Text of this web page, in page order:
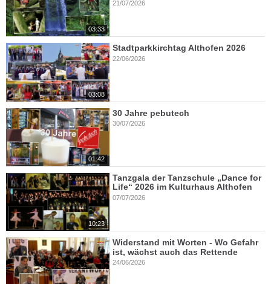
03:33
21/07/2026
03:08
Stadtparkkirchtag Althofen 2026
22/06/2026
01:42
30 Jahre pebutech
30/07/2026
10:23
Tanzgala der Tanzschule „Dance for
Life“ 2026 im Kulturhaus Althofen
07/07/2026
Widerstand mit Worten - Wo Gefahr
ist, wächst auch das Rettende
24/06/2026